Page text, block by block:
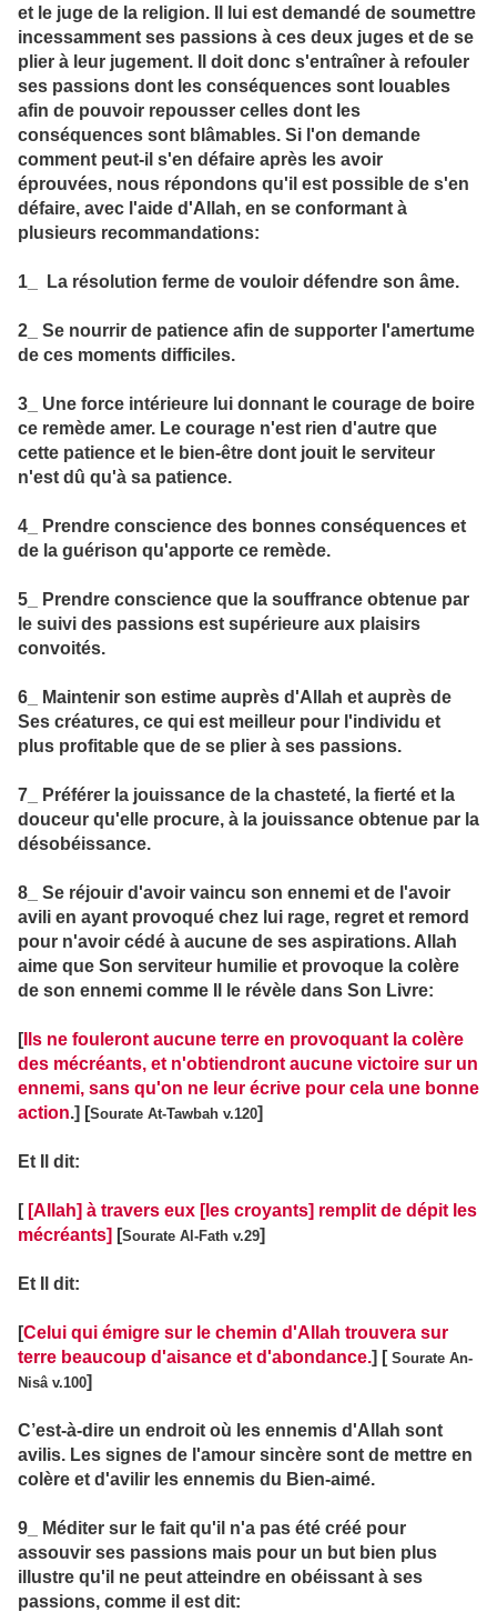
et le juge de la religion. Il lui est demandé de soumettre
incessamment ses passions à ces deux juges et de se
plier à leur jugement. Il doit donc s'entraîner à refouler
ses passions dont les conséquences sont louables
afin de pouvoir repousser celles dont les
conséquences sont blâmables. Si l'on demande
comment peut-il s'en défaire après les avoir
éprouvées, nous répondons qu'il est possible de s'en
défaire, avec l'aide d'Allah, en se conformant à
plusieurs recommandations:
1_ La résolution ferme de vouloir défendre son âme.
2_ Se nourrir de patience afin de supporter l'amertume
de ces moments difficiles.
3_ Une force intérieure lui donnant le courage de boire
ce remède amer. Le courage n'est rien d'autre que
cette patience et le bien-être dont jouit le serviteur
n'est dû qu'à sa patience.
4_ Prendre conscience des bonnes conséquences et
de la guérison qu'apporte ce remède.
5_ Prendre conscience que la souffrance obtenue par
le suivi des passions est supérieure aux plaisirs
convoités.
6_ Maintenir son estime auprès d'Allah et auprès de
Ses créatures, ce qui est meilleur pour l'individu et
plus profitable que de se plier à ses passions.
7_ Préférer la jouissance de la chasteté, la fierté et la
douceur qu'elle procure, à la jouissance obtenue par la
désobéissance.
8_ Se réjouir d'avoir vaincu son ennemi et de l'avoir
avili en ayant provoqué chez lui rage, regret et remord
pour n'avoir cédé à aucune de ses aspirations. Allah
aime que Son serviteur humilie et provoque la colère
de son ennemi comme Il le révèle dans Son Livre:
[Ils ne fouleront aucune terre en provoquant la colère
des mécréants, et n'obtiendront aucune victoire sur un
ennemi, sans qu'on ne leur écrive pour cela une bonne
action.] [Sourate At-Tawbah v.120]
Et Il dit:
[ [Allah] à travers eux [les croyants] remplit de dépit les
mécréants] [Sourate Al-Fath v.29]
Et Il dit:
[Celui qui émigre sur le chemin d'Allah trouvera sur
terre beaucoup d'aisance et d'abondance.] [ Sourate An-
Nisâ v.100]
C’est-à-dire un endroit où les ennemis d'Allah sont
avilis. Les signes de l'amour sincère sont de mettre en
colère et d'avilir les ennemis du Bien-aimé.
9_ Méditer sur le fait qu'il n'a pas été créé pour
assouvir ses passions mais pour un but bien plus
illustre qu'il ne peut atteindre en obéissant à ses
passions, comme il est dit: